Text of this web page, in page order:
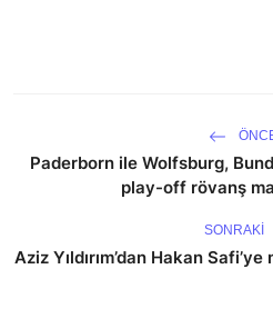
Paderborn ile Wolfsburg,
play-off rövanş
SONRAKI
Aziz Yıldırım’dan Hakan